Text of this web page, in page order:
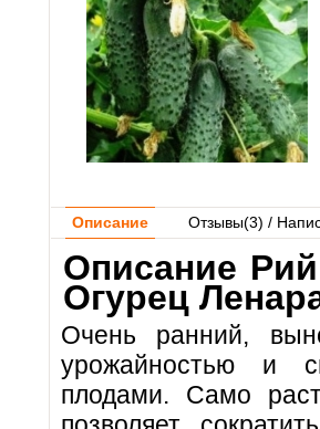
Описание Отзывы(3) /
Описание
Огурец
Очень ранний,
урожайностью и
плодами. Само